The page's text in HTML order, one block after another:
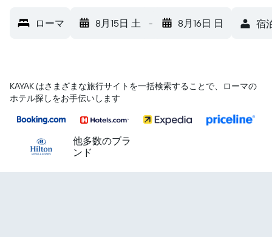
ローマ 8月15日 土 - 8月16日 日 宿
KAYAK はさまざまな旅行サイトを一括検索することで、ローマの
ホテル探しをお手伝いします
他多数のブラ
ンド